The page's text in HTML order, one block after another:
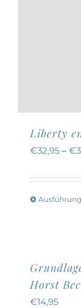
Liberty
€32,95 – €
Horst
€14,95